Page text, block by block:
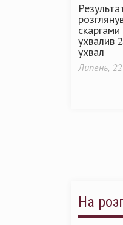
ухвалив
ухвал
Липень,
На